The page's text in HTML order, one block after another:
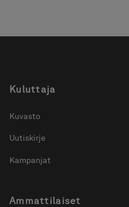
Kuluttaja
Kuvasto
Uutiskirje
Kampanjat
Ammattilaiset